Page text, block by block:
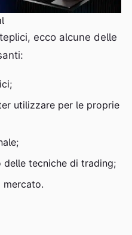
ecco alcune delle
utilizzare per le proprie
tecniche di trading;